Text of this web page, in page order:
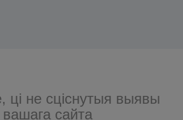
ці не сціснутыя выявы
вашага сайта